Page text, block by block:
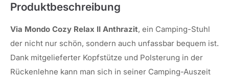
Produktbeschreibung
Via Mondo Cozy Relax II Anthrazit, ein Camping-Stuhl
der nicht nur schön, sondern auch unfassbar bequem ist.
Dank mitgelieferter Kopfstütze und Polsterung in der
Rückenlehne kann man sich in seiner Camping-Auszeit